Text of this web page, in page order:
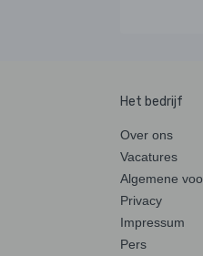
Het bedrijf
Over ons
Vacatures
Algemene
Privacy
Impressum
Pers